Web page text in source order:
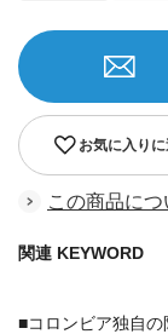
お気に入り
この商品に
関連 KEYWORD
■コロンビア独自